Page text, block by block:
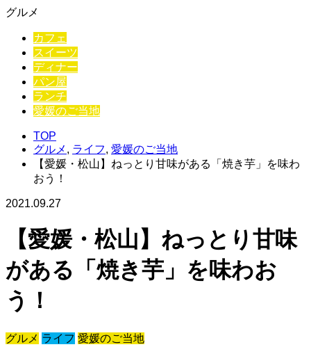
グルメ
カフェ
スイーツ
ディナー
パン屋
ランチ
愛媛のご当地
TOP
グルメ , ライフ, 愛媛のご当地
【愛媛・松山】ねっとり甘味がある「焼き芋」を味わ
おう！
2021.09.27
【愛媛・松山】ねっとり甘味
がある「焼き芋」を味わお
う！
グルメ ライフ 愛媛のご当地